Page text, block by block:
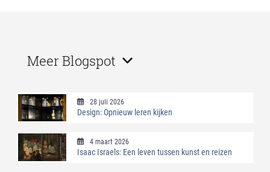
Meer Blogspot
28 juli 2026
Design: Opnieuw leren kijken
4 maart 2026
Isaac Israels: Een leven tussen kunst en reizen